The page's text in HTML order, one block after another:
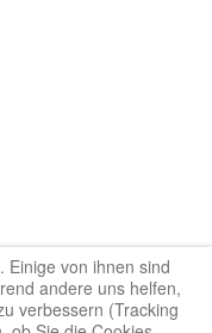
Einige von ihnen sind
andere uns helfen,
verbessern (Tracking